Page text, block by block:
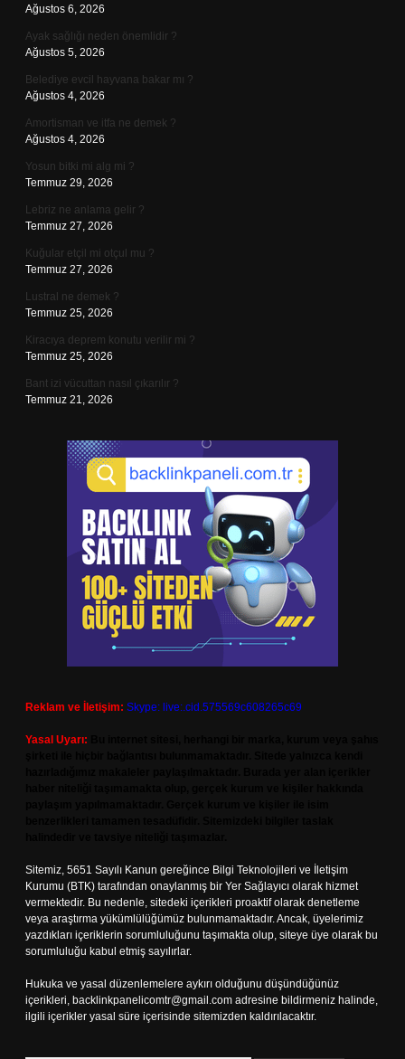
Ağustos 6, 2026
Ayak sağlığı neden önemlidir ?
Ağustos 5, 2026
Belediye evcil hayvana bakar mı ?
Ağustos 4, 2026
Amortisman ve itfa ne demek ?
Ağustos 4, 2026
Yosun bitki mi alg mi ?
Temmuz 29, 2026
Lebriz ne anlama gelir ?
Temmuz 27, 2026
Kuğular etçil mi otçul mu ?
Temmuz 27, 2026
Lustral ne demek ?
Temmuz 25, 2026
Kiracıya deprem konutu verilir mi ?
Temmuz 25, 2026
Bant izi vücuttan nasıl çıkarılır ?
Temmuz 21, 2026
Reklam ve İletişim: Skype: live:.cid.575569c608265c69
Yasal Uyarı:
Sitemiz, 5651 Sayılı Kanun gereğince Bilgi Teknolojileri ve İletişim
Kurumu (BTK) tarafından onaylanmış bir Yer Sağlayıcı olarak hizmet
vermektedir. Bu nedenle, sitedeki içerikleri proaktif olarak denetleme
veya araştırma yükümlülüğümüz bulunmamaktadır. Ancak, üyelerimiz
yazdıkları içeriklerin sorumluluğunu taşımakta olup, siteye üye olarak bu
sorumluluğu kabul etmiş sayılırlar.
Hukuka ve yasal düzenlemelere aykırı olduğunu düşündüğünüz
içerikleri, backlinkpanelicomtr@gmail.com adresine bildirmeniz halinde,
ilgili içerikler yasal süre içerisinde sitemizden kaldırılacaktır.